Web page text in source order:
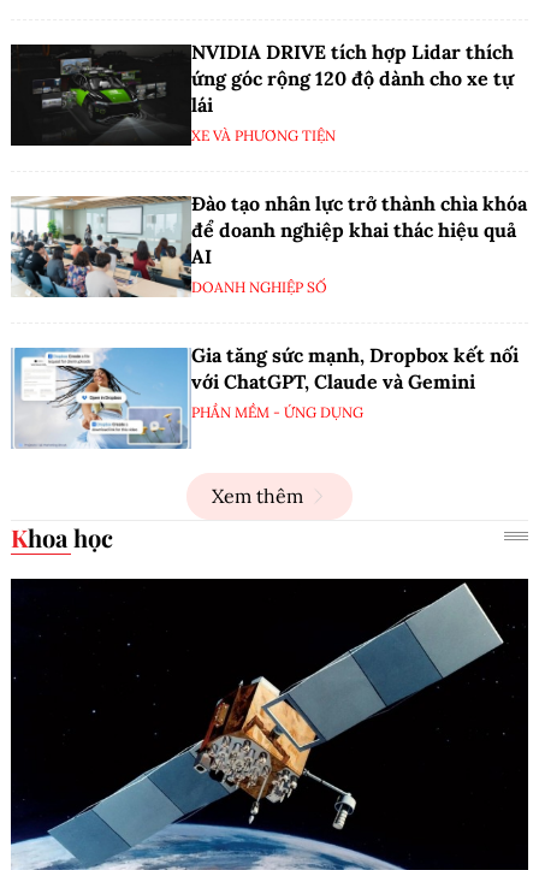
NVIDIA DRIVE tích hợp Lidar thích
ứng góc rộng 120 độ dành cho xe tự
lái
XE VÀ PHƯƠNG TIỆN
Đào tạo nhân lực trở thành chìa khóa
để doanh nghiệp khai thác hiệu quả
AI
DOANH NGHIỆP SỐ
Gia tăng sức mạnh, Dropbox kết nối
với ChatGPT, Claude và Gemini
PHẦN MỀM - ỨNG DỤNG
Xem thêm
Khoa học